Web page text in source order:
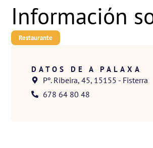
Información
Restaurante
DATOS DE A PALAXA
Pº. Ribeira, 45, 15155 - Fisterra
678 64 80 48